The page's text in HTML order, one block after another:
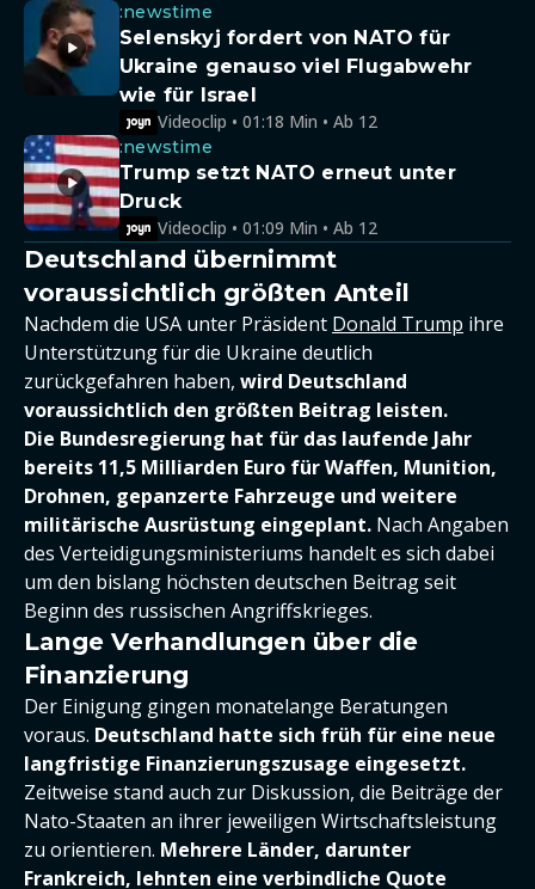
:newstime
Selenskyj fordert von NATO für
Ukraine genauso viel Flugabwehr
wie für Israel
Videoclip • 01:18 Min • Ab 12
:newstime
Trump setzt NATO erneut unter
Druck
Videoclip • 01:09 Min • Ab 12
Deutschland übernimmt
voraussichtlich größten Anteil
Nachdem die USA unter Präsident Donald Trump ihre
Unterstützung für die Ukraine deutlich
zurückgefahren haben, wird Deutschland
voraussichtlich den größten Beitrag leisten.
Die Bundesregierung hat für das laufende Jahr
bereits 11,5 Milliarden Euro für Waffen, Munition,
Drohnen, gepanzerte Fahrzeuge und weitere
militärische Ausrüstung eingeplant. Nach Angaben
des Verteidigungsministeriums handelt es sich dabei
um den bislang höchsten deutschen Beitrag seit
Beginn des russischen Angriffskrieges.
Lange Verhandlungen über die
Finanzierung
Der Einigung gingen monatelange Beratungen
voraus. Deutschland hatte sich früh für eine neue
langfristige Finanzierungszusage eingesetzt.
Zeitweise stand auch zur Diskussion, die Beiträge der
Nato-Staaten an ihrer jeweiligen Wirtschaftsleistung
zu orientieren. Mehrere Länder, darunter
Frankreich, lehnten eine verbindliche Quote